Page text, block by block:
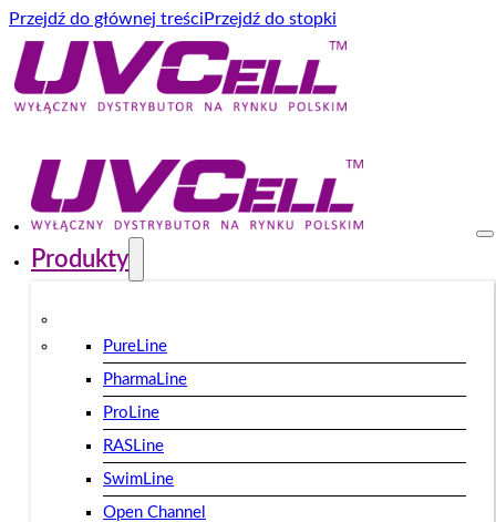
Przejdź do głównej treści Przejdź do stopki
Produkty
PureLine
PharmaLine
ProLine
RASLine
SwimLine
Open Channel